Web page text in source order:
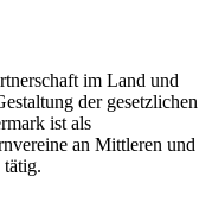
im Land und
der gesetzlichen
ist als
an Mittleren und